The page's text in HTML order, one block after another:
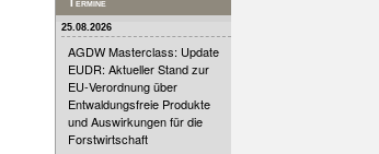
25.08.2026
AGDW Masterclass: Update
EUDR: Aktueller Stand zur
EU-Verordnung über
Entwaldungsfreie Produkte
und Auswirkungen für die
Forstwirtschaft